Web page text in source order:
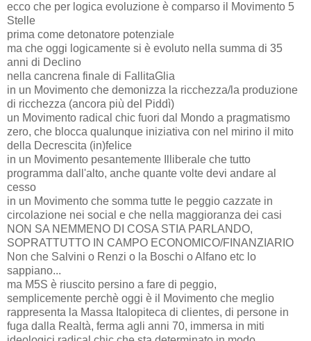
ecco che per logica evoluzione è comparso il Movimento 5
Stelle
prima come detonatore potenziale
ma che oggi logicamente si è evoluto nella summa di 35
anni di Declino
nella cancrena finale di FallitaGlia
in un Movimento che demonizza la ricchezza/la produzione
di ricchezza (ancora più del Piddì)
un Movimento radical chic fuori dal Mondo a pragmatismo
zero, che blocca qualunque iniziativa con nel mirino il mito
della Decrescita (in)felice
in un Movimento pesantemente Illiberale che tutto
programma dall'alto, anche quante volte devi andare al
cesso
in un Movimento che somma tutte le peggio cazzate in
circolazione nei social e che nella maggioranza dei casi
NON SA NEMMENO DI COSA STIA PARLANDO,
SOPRATTUTTO IN CAMPO ECONOMICO/FINANZIARIO
Non che Salvini o Renzi o la Boschi o Alfano etc lo
sappiano...
ma M5S è riuscito persino a fare di peggio,
semplicemente perchè oggi è il Movimento che meglio
rappresenta la Massa Italopiteca di clientes, di persone in
fuga dalla Realtà, ferma agli anni 70, immersa in miti